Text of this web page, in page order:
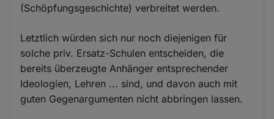
(Schöpfungsgeschichte) verbreitet werden.
Letztlich würden sich nur noch diejenigen für
solche priv. Ersatz-Schulen entscheiden, die
bereits überzeugte Anhänger entsprechender
Ideologien, Lehren ... sind, und davon auch mit
guten Gegenargumenten nicht abbringen lassen.